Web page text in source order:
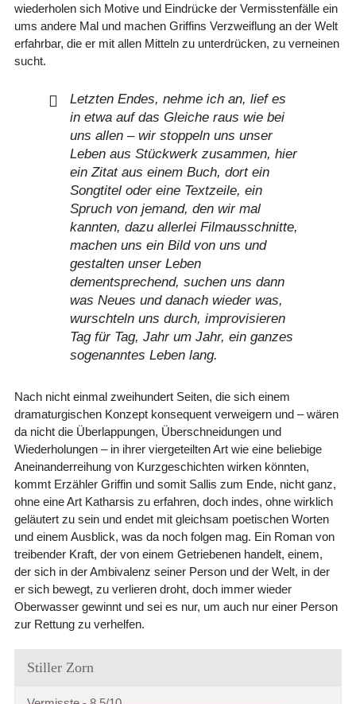
wiederholen sich Motive und Eindrücke der Vermisstenfälle ein
ums andere Mal und machen Griffins Verzweiflung an der Welt
erfahrbar, die er mit allen Mitteln zu unterdrücken, zu verneinen
sucht.
Letzten Endes, nehme ich an, lief es
in etwa auf das Gleiche raus wie bei
uns allen – wir stoppeln uns unser
Leben aus Stückwerk zusammen, hier
ein Zitat aus einem Buch, dort ein
Songtitel oder eine Textzeile, ein
Spruch von jemand, den wir mal
kannten, dazu allerlei Filmausschnitte,
machen uns ein Bild von uns und
gestalten unser Leben
dementsprechend, suchen uns dann
was Neues und danach wieder was,
wurschteln uns durch, improvisieren
Tag für Tag, Jahr um Jahr, ein ganzes
sogenanntes Leben lang.
Nach nicht einmal zweihundert Seiten, die sich einem
dramaturgischen Konzept konsequent verweigern und – wären
da nicht die Überlappungen, Überschneidungen und
Wiederholungen – in ihrer viergeteilten Art wie eine beliebige
Aneinanderreihung von Kurzgeschichten wirken könnten,
kommt Erzähler Griffin und somit Sallis zum Ende, nicht ganz,
ohne eine Art Katharsis zu erfahren, doch indes, ohne wirklich
geläutert zu sein und endet mit gleichsam poetischen Worten
und einem Ausblick, was da noch folgen mag. Ein Roman von
treibender Kraft, der von einem Getriebenen handelt, einem,
der sich in der Ambivalenz seiner Person und der Welt, in der
er sich bewegt, zu verlieren droht, doch immer wieder
Oberwasser gewinnt und sei es nur, um auch nur einer Person
zur Rettung zu verhelfen.
Stiller Zorn